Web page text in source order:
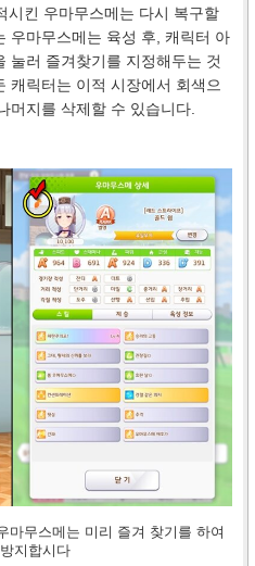
시킨 우마무스메는 다시 복구할
우마무스메는 육성 후, 캐릭터 아
눌러 즐겨찾기를 지정해두는 것
캐릭터는 이적 시장에서 회색으
머지를 삭제할 수 있습니다.
마무스메는 미리 즐겨 찾기를 하여
지합시다